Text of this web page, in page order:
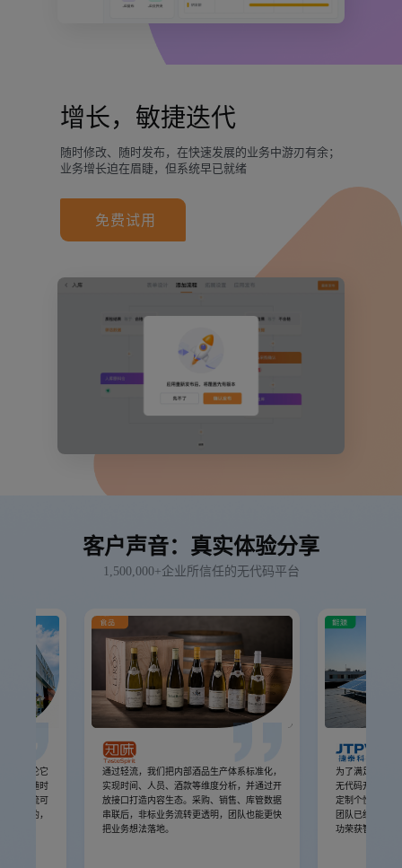
增长，敏捷迭代
随时修改、随时发布，在快速发展的业务中游刃有余；
业务增长迫在眉睫，但系统早已就绪
免费试用
客户声音：真实体验分享
1,500,000+企业所信任的无代码平台
系统无论它
有办法随时
但是轻流可
演化的，
通过轻流，我们把内部酒品生产体系标准化，
实现时间、人员、酒款等维度分析，并通过开
放接口打造内容生态。采购、销售、库管数据
串联后，非标业务流转更透明，团队也能更快
把业务想法落地。
为了满足企业业
无代码开发平台
定制个性化系统
团队已经连续
功荣获智慧工厂